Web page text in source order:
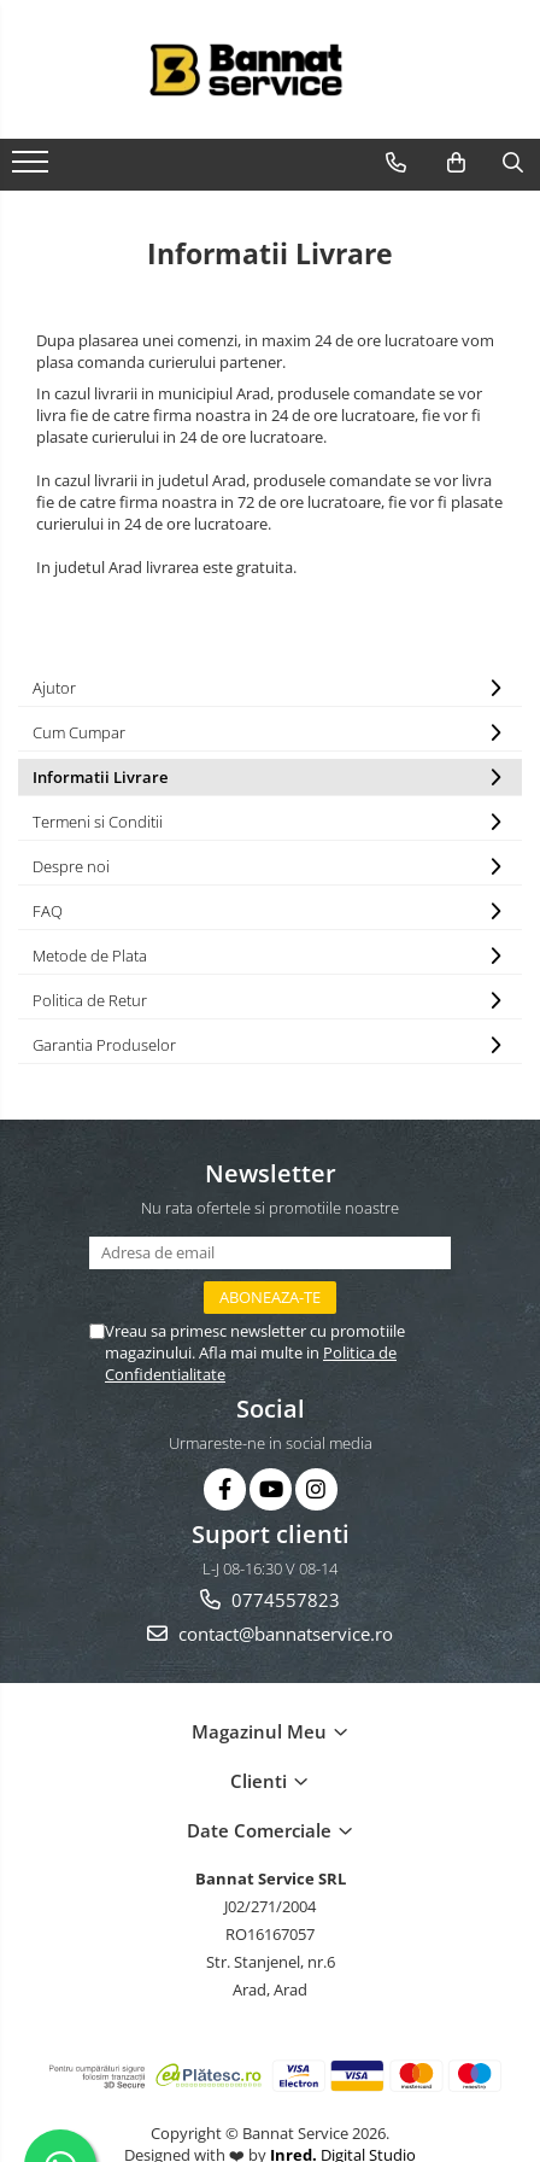
Case de marcat si imprimante fiscale
Imprimanta fiscala
Casa de marcat pentru vendomate
Sisteme complete de vanzare si gestiune
pentru Magazine (Retail)
Sisteme de vanzare pentru
Cantar electronic
Cantar de verificare
Cantar cu etichete
Incarcatoare cantare electronice
Cabluri conectare cantare la case
de marcat si PC
Imprimanta termica
Imprimanta bonuri - comenzi
bucatarie
POS - Calculator , monitor
Calculator desktop
All in one ANDROID
POS - incasare cu cardul
Hartie copiator
Role, etichete, consumabile
Etichete marcator pret
Eichete pentru raft
Solutii magazine Retail-HoReCa
Cosuri si carucioare
Programe de vanzare / gestiune si servicii
Pentru magazine
Informatii Livrare
Dupa plasarea unei comenzi, in maxim 24 de ore lucratoare vom
plasa comanda curierului partener.
In cazul livrarii in municipiul Arad, produsele comandate se vor
livra fie de catre firma noastra in 24 de ore lucratoare, fie vor fi
plasate curierului in 24 de ore lucratoare.
In cazul livrarii in judetul Arad, produsele comandate se vor livra
fie de catre firma noastra in 72 de ore lucratoare, fie vor fi plasate
curierului in 24 de ore lucratoare.
In judetul Arad livrarea este gratuita.
Ajutor
Cum Cumpar
Informatii Livrare
Termeni si Conditii
Despre noi
FAQ
Metode de Plata
Politica de Retur
Garantia Produselor
Newsletter
Nu rata ofertele si promotiile noastre
Vreau sa primesc newsletter cu promotiile
magazinului. Afla mai multe in Politica de
Confidentialitate
Social
Urmareste-ne in social media
Suport clienti
L-J 08-16:30 V 08-14
0774557823
contact@bannatservice.ro
Magazinul Meu
Clienti
Date Comerciale
Bannat Service SRL
J02/271/2004
RO16167057
Str. Stanjenel, nr.6
Arad, Arad
Copyright © Bannat Service 2026.
Designed with ❤️ by Inred. Digital Studio